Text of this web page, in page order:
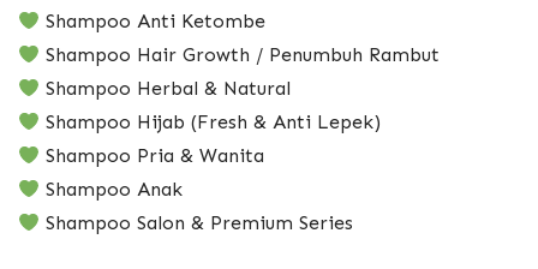
Shampoo Anti Ketombe
Shampoo Hair Growth / Penumbuh Rambut
Shampoo Herbal & Natural
Shampoo Hijab (Fresh & Anti Lepek)
Shampoo Pria & Wanita
Shampoo Anak
Shampoo Salon & Premium Series